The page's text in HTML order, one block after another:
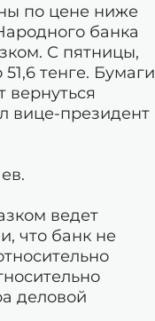
по цене ниже
банка
С пятницы,
тенге. Бумаги
вернуться
вице-президент
ведет
что банк не
деловой